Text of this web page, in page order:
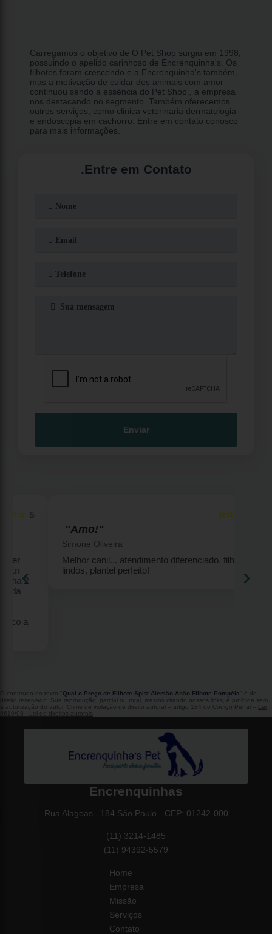
Carregamos o objetivo de O Pet Shop surgiu em 1998,
possuindo o apelido carinhoso de Encrenquinha's. Os
filhotes foram crescendo e a Encrenquinha's também,
mas a motivação de cuidar dos animais com amor
continuou sendo a essência do Pet Shop., a empresa
nos destacando no segmento. Também oferecemos
outros serviços, como clinica veterinaria dermatologia
e endoscopia em cachorro. Entre em contato conosco
para mais informações.
.Entre em Contato
Enviar
☆☆☆☆☆
"Amo!"
Simone Oliveira
Melhor canil... atendimento diferenciado, filhotes
lindos, plantel perfeito!
‹ ›
O conteúdo do texto " Qual o Preço de Filhote Spitz Alemão Anão Filhote Pompéia " é de
direito reservado. Sua reprodução, parcial ou total, mesmo citando nossos links, é proibida sem
a autorização do autor. Crime de violação de direito autoral – artigo 184 do Código Penal –
Lei
9610/98 - Lei de direitos autorais .
Encrenquinhas
Rua Alagoas , 184 São Paulo - CEP: 01242-000
(11) 3214-1485
(11) 94392-5579
Home
Empresa
Missão
Serviços
Contato